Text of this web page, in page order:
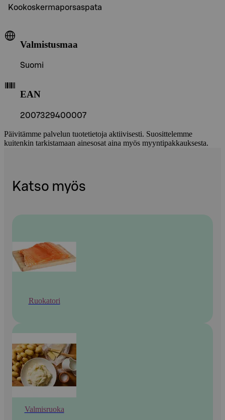
Kookoskermaporsaspata
Valmistusmaa
Suomi
EAN
2007329400007
Päivitämme palvelun tuotetietoja aktiivisesti. Suosittelemme
kuitenkin tarkistamaan ainesosat aina myös myyntipakkauksesta.
Katso myös
Ruokatori
Valmisruoka